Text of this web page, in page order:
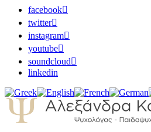
facebook
twitter
instagram
youtube
soundcloud
linkedin